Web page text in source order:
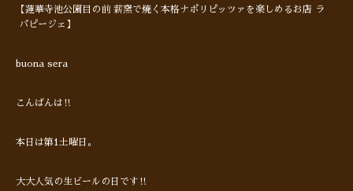
【蓮華寺池公園目の前 薪窯で焼く本格ナポリピッツァを楽しめるお店 ラ
パピージェ】
buona sera
こんばんは‼︎
本日は第1土曜日。
大大人気の生ビールの日です‼︎